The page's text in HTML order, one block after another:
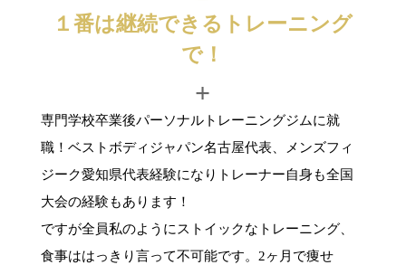
１番は継続できるトレーニング
で！
+
専門学校卒業後パーソナルトレーニングジムに就
職！ベストボディジャパン名古屋代表、メンズフィ
ジーク愛知県代表経験になりトレーナー自身も全国
大会の経験もあります！
ですが全員私のようにストイックなトレーニング、
食事ははっきり言って不可能です。2ヶ月で痩せ